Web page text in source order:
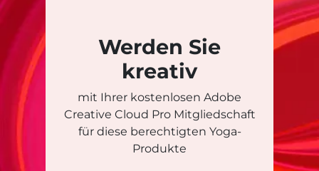
Werden Sie
kreativ
mit Ihrer kostenlosen Adobe
Creative Cloud Pro Mitgliedschaft
für diese berechtigten Yoga-
Produkte